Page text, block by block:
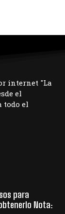
internet "La
el
todo el
para
Nota: